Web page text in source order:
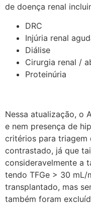
de doença renal
DRC
Injúria renal
Diálise
Cirurgia renal /
Proteinúria
Nessa atualização, o
e nem presença de
critérios para triagem
contrastado, já que
consideravelmente a
tendo TFGe > 30 mL/
transplantado, mas
também foram